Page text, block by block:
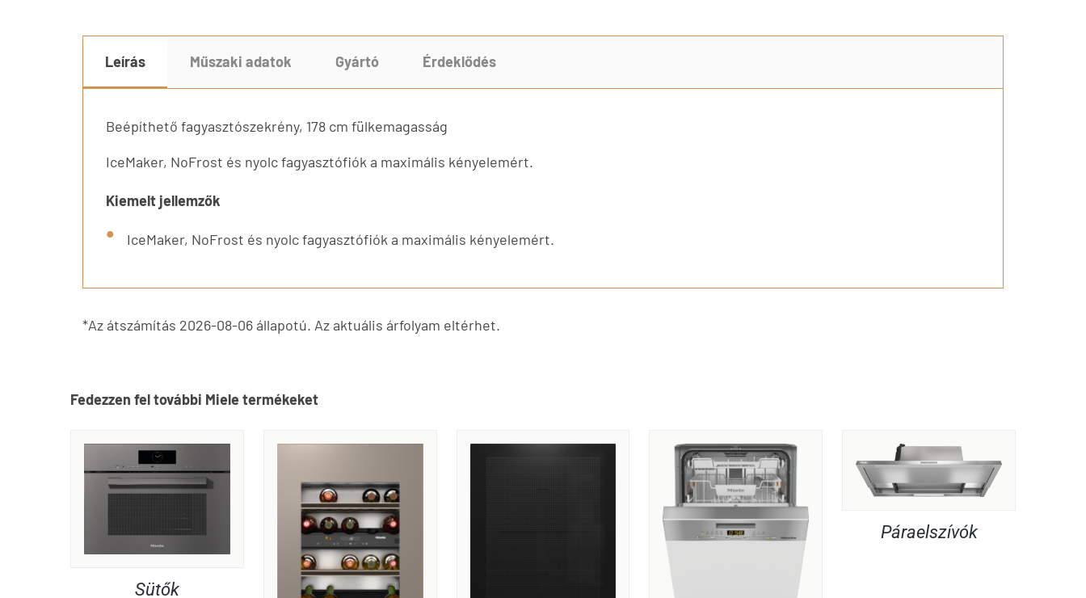
Leírás Műszaki adatok Gyártó Érdeklődés
Beépíthető fagyasztószekrény, 178 cm fülkemagasság
IceMaker, NoFrost és nyolc fagyasztófiók a maximális kényelemért.
Kiemelt jellemzők
IceMaker, NoFrost és nyolc fagyasztófiók a maximális kényelemért.
*Az átszámítás 2026-08-06 állapotú. Az aktuális árfolyam eltérhet.
Fedezzen fel további Miele termékeket
Sütők
Páraelszívók